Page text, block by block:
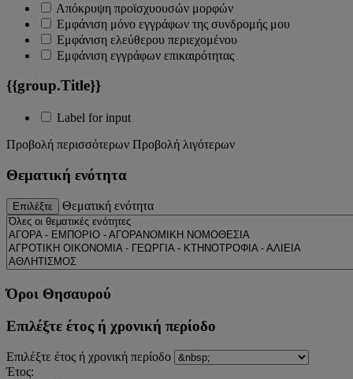
Απόκρυψη προϊσχυουσών μορφών
Εμφάνιση μόνο εγγράφων της συνδρομής μου
Εμφάνιση ελεύθερου περιεχομένου
Εμφάνιση εγγράφων επικαιρότητας
{{group.Title}}
Label for input
Προβολή περισσότερων Προβολή λιγότερων
Θεματική ενότητα
Επιλέξτε Θεματική ενότητα
Όροι Θησαυρού
Επιλέξτε έτος ή χρονική περίοδο
Επιλέξτε έτος ή χρονική περίοδο
Έτος: